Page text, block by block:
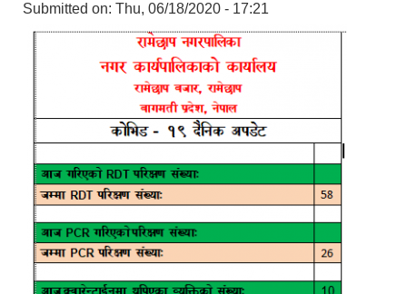
Submitted on: Thu, 06/18/2020 - 17:21